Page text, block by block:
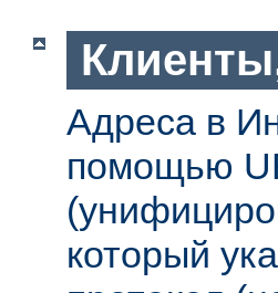
Адреса в
помощью
который